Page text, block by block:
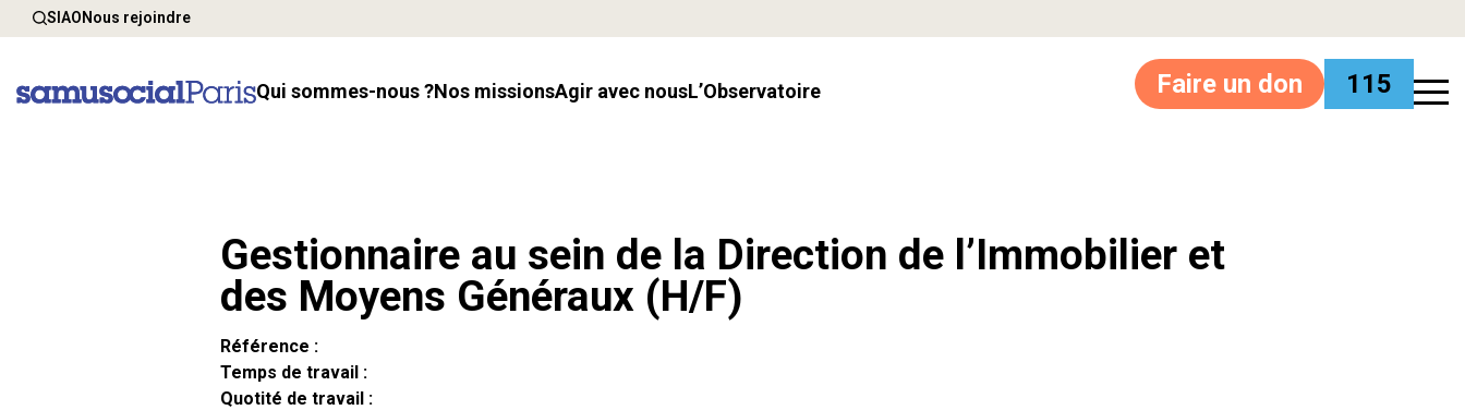
SIAONous rejoindre
Qui sommes-nous ? Nos missions Agir avec nous l’Observatoire Faire un don 115
Gestionnaire au sein de la Direction de l’Immobilier et
des Moyens Généraux (H/F)
Référence :
Temps de travail :
Quotité de travail :